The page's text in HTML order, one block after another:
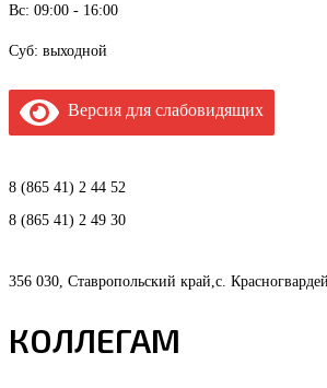
Вс: 09:00 - 16:00
Суб: выходной
Версия для слабовидящих
8 (865 41) 2 44 52
8 (865 41) 2 49 30
356 030, Ставропольский край,с.
КОЛЛЕГАМ